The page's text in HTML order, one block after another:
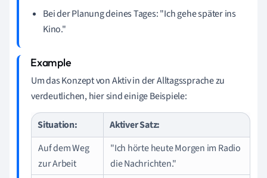
Bei der Planung deines Tages: "Ich gehe später ins
Kino."
Um das Konzept von Aktiv in der Alltagssprache zu
verdeutlichen, hier sind einige Beispiele:
Situation:
Aktiver Satz:
Auf dem Weg
zur Arbeit
"Ich hörte heute Morgen im Radio
die Nachrichten."